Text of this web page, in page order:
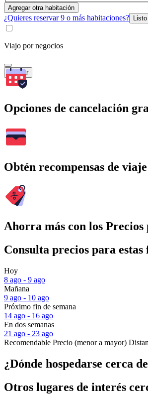
Agregar otra habitación
¿Quieres reservar 9 o más habitaciones? Listo
Viajo por negocios
Buscar
Opciones de cancelación
Obtén recompensas de
Ahorra más con los Precios
Consulta precios para estas
Hoy
8 ago - 9 ago
Mañana
9 ago - 10 ago
Próximo fin de semana
14 ago - 16 ago
En dos semanas
21 ago - 23 ago
Recomendable Precio (menor a mayor)
¿Dónde hospedarse cerca
Otros lugares de interés